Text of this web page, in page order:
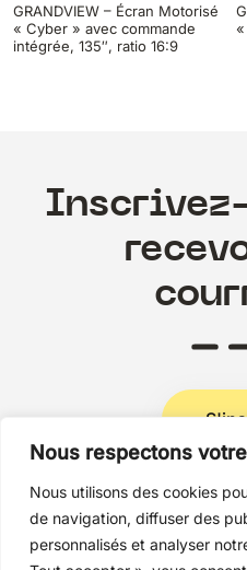
Nous respectons
Nous utilisons des cookies
de navigation, diffuser des
personnalisés et analyser
GRANDVIEW – Écran Motorisé
« Cyber » avec commande
intégrée, 135″, ratio 16:9